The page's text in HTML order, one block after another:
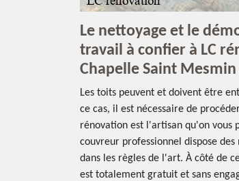
Le nettoyage et le
travail à confier à LC
Chapelle Saint Mesmin
Les toits peuvent et doivent être
ce cas, il est nécessaire de
rénovation est l'artisan qu'on vous
couvreur professionnel dispose
dans les règles de l'art. À côté de
est totalement gratuit et sans